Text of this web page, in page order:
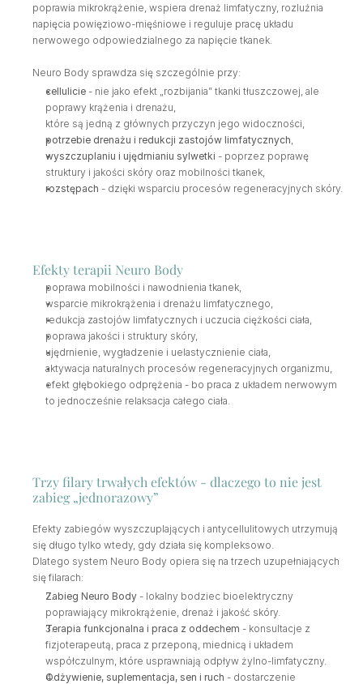
poprawia mikrokrążenie, wspiera drenaż limfatyczny, rozluźnia
napięcia powięziowo-mięśniowe i reguluje pracę układu
nerwowego odpowiedzialnego za napięcie tkanek.
Neuro Body sprawdza się szczególnie przy:
cellulicie - nie jako efekt „rozbijania” tkanki tłuszczowej, ale
poprawy krążenia i drenażu,
które są jedną z głównych przyczyn jego widoczności,
potrzebie drenażu i redukcji zastojów limfatycznych,
wyszczuplaniu i ujędrnianiu sylwetki - poprzez poprawę
struktury i jakości skóry oraz mobilności tkanek,
rozstępach - dzięki wsparciu procesów regeneracyjnych skóry.
Efekty terapii Neuro Body
poprawa mobilności i nawodnienia tkanek,
wsparcie mikrokrążenia i drenażu limfatycznego,
redukcja zastojów limfatycznych i uczucia ciężkości ciała,
poprawa jakości i struktury skóry,
ujędrnienie, wygładzenie i uelastycznienie ciała,
aktywacja naturalnych procesów regeneracyjnych organizmu,
efekt głębokiego odprężenia - bo praca z układem nerwowym
to jednocześnie relaksacja całego ciała.
Trzy filary trwałych efektów - dlaczego to nie jest
zabieg „jednorazowy”
Efekty zabiegów wyszczuplających i antycellulitowych utrzymują
się długo tylko wtedy, gdy działa się kompleksowo.
Dlatego system Neuro Body opiera się na trzech uzupełniających
się filarach:
Zabieg Neuro Body - lokalny bodziec bioelektryczny
poprawiający mikrokrążenie, drenaż i jakość skóry.
Terapia funkcjonalna i praca z oddechem - konsultacje z
fizjoterapeutą, praca z przeponą, miednicą i układem
współczulnym, które usprawniają odpływ żylno-limfatyczny.
Odżywienie, suplementacja, sen i ruch - dostarczenie